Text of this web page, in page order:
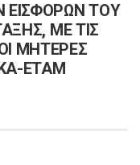
ΕΙΣΦΟΡΩΝ ΤΟΥ
ΜΕ ΤΙΣ
ΜΗΤΕΡΕΣ
ΕΤΑΜ